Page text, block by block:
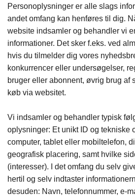
Personoplysninger er alle slags
andet omfang kan henføres til dig.
website indsamler og behandler vi
informationer. Det sker f.eks. ved
hvis du tilmelder dig vores
konkurrencer eller undersøgelser,
bruger eller abonnent, øvrig brug af
køb via websitet.
Vi indsamler og behandler typisk
oplysninger: Et unikt ID og tekniske
computer, tablet eller mobiltelefon,
geografisk placering, samt hvilke
(interesser). I det omfang du selv
hertil og selv indtaster
desuden: Navn, telefonnummer, e-